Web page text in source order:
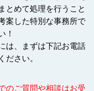
とめて処理を行うこと
案した特別な事務所で
！
は、まずは下記お電話
ださい。
のご質問や相談はお受